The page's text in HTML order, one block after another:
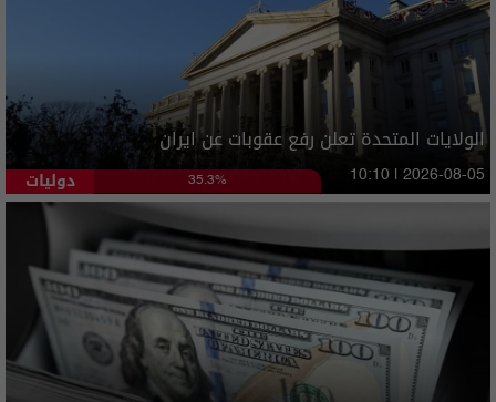
الولايات المتحدة تعلن رفع عقوبات عن ايران
دوليات 35.3% 10:10 | 2026-08-05